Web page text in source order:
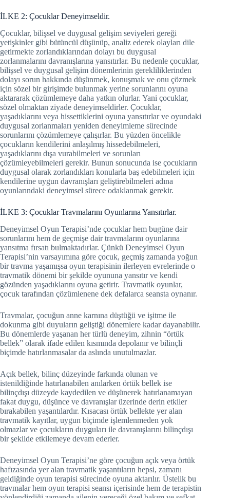
İLKE 2: Çocuklar Deneyimseldir.
Çocuklar, bilişsel ve duygusal gelişim seviyeleri gereği
yetişkinler gibi bütüncül düşünüp, analiz ederek olayları dile
getirmekte zorlandıklarından dolayı bu duygusal
zorlanmalarını davranışlarına yansıtırlar. Bu nedenle çocuklar,
bilişsel ve duygusal gelişim dönemlerinin gerekliliklerinden
dolayı sorun hakkında düşünmek, konuşmak ve onu çözmek
için sözel bir girişimde bulunmak yerine sorunlarını oyuna
aktararak çözümlemeye daha yatkın olurlar. Yani çocuklar,
sözel olmaktan ziyade deneyimseldirler. Çocuklar,
yaşadıklarını veya hissettiklerini oyuna yansıtırlar ve oyundaki
duygusal zorlanmaları yeniden deneyimleme sürecinde
sorunlarını çözümlemeye çalışırlar. Bu yüzden öncelikle
çocukların kendilerini anlaşılmış hissedebilmeleri,
yaşadıklarını dışa vurabilmeleri ve sorunları
çözümleyebilmeleri gerekir. Bunun sonucunda ise çocukların
duygusal olarak zorlandıkları konularla baş edebilmeleri için
kendilerine uygun davranışları geliştirebilmeleri adına
oyunlarındaki deneyimsel sürece odaklanmak gerekir.
İLKE 3: Çocuklar Travmalarını Oyunlarına Yansıtırlar.
Deneyimsel Oyun Terapisi’nde çocuklar hem bugüne dair
sorunlarını hem de geçmişe dair travmalarını oyunlarına
yansıtma fırsatı bulmaktadırlar. Çünkü Deneyimsel Oyun
Terapisi’nin varsayımına göre çocuk, geçmiş zamanda yoğun
bir travma yaşamışsa oyun terapisinin ilerleyen evrelerinde o
travmatik dönemi bir şekilde oyununa yansıtır ve kendi
gözünden yaşadıklarını oyuna getirir. Travmatik oyunlar,
çocuk tarafından çözümlenene dek defalarca seansta oynanır.
Travmalar, çocuğun anne karnına düştüğü ve işitme ile
dokunma gibi duyuların geliştiği dönemlere kadar dayanabilir.
Bu dönemlerde yaşanan her türlü deneyim, zihnin “örtük
bellek” olarak ifade edilen kısmında depolanır ve bilinçli
biçimde hatırlanmasalar da aslında unutulmazlar.
Açık bellek, bilinç düzeyinde farkında olunan ve
istenildiğinde hatırlanabilen anılarken örtük bellek ise
bilinçdışı düzeyde kaydedilen ve düşünerek hatırlanamayan
fakat duygu, düşünce ve davranışlar üzerinde derin etkiler
bırakabilen yaşantılardır. Kısacası örtük bellekte yer alan
travmatik kayıtlar, uygun biçimde işlemlenmeden yok
olmazlar ve çocukların duyguları ile davranışlarını bilinçdışı
bir şekilde etkilemeye devam ederler.
Deneyimsel Oyun Terapisi’ne göre çocuğun açık veya örtük
hafızasında yer alan travmatik yaşantıların hepsi, zamanı
geldiğinde oyun terapisi sürecinde oyuna aktarılır. Üstelik bu
travmalar hem oyun terapisi seansı içerisinde hem de terapistin